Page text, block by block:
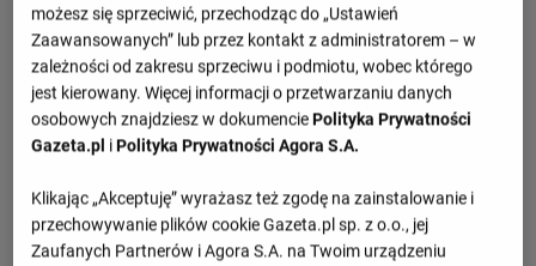
możesz się sprzeciwić, przechodząc do „Ustawień
Zaawansowanych” lub przez kontakt z administratorem – w
zależności od zakresu sprzeciwu i podmiotu, wobec którego
jest kierowany. Więcej informacji o przetwarzaniu danych
osobowych znajdziesz w dokumencie Polityka Prywatności
Gazeta.pl i Polityka Prywatności Agora S.A.
Klikając „Akceptuję” wyrażasz też zgodę na zainstalowanie i
przechowywanie plików cookie Gazeta.pl sp. z o.o., jej
Zaufanych Partnerów i Agora S.A. na Twoim urządzeniu